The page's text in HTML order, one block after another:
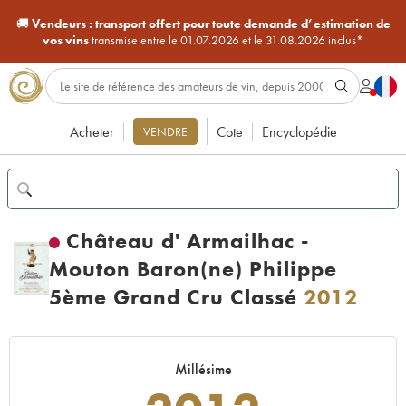
🚚Vendeurs : transport offert pour toute demande d’estimation de
vos vinstransmise entre le 01.07.2026 et le 31.08.2026 inclus*
Acheter VENDRE Cote Encyclopédie
Château d' Armailhac -
Mouton Baron(ne) Philippe
5ème Grand Cru Classé 2012
Millésime